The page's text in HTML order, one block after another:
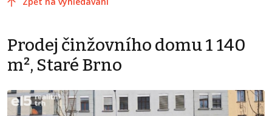
Prodej činžovního domu 1 140
m², Staré Brno